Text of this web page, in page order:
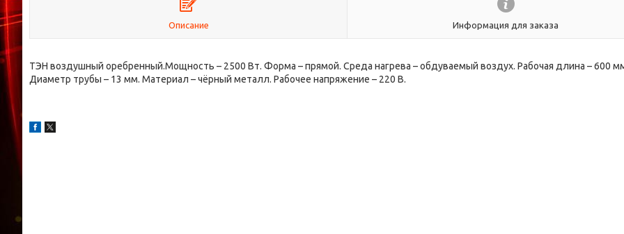
Описание Информация для заказа
ТЭН воздушный оребренный.Мощность – 2500 Вт. Форма – прямой. Среда нагрева – обдуваемый воздух. Рабочая длина – 600
Диаметр трубы – 13 мм. Материал – чёрный металл. Рабочее напряжение – 220 В.